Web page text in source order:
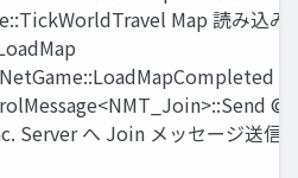
Map 読み込み
©
Server へ Join メッセージ送信